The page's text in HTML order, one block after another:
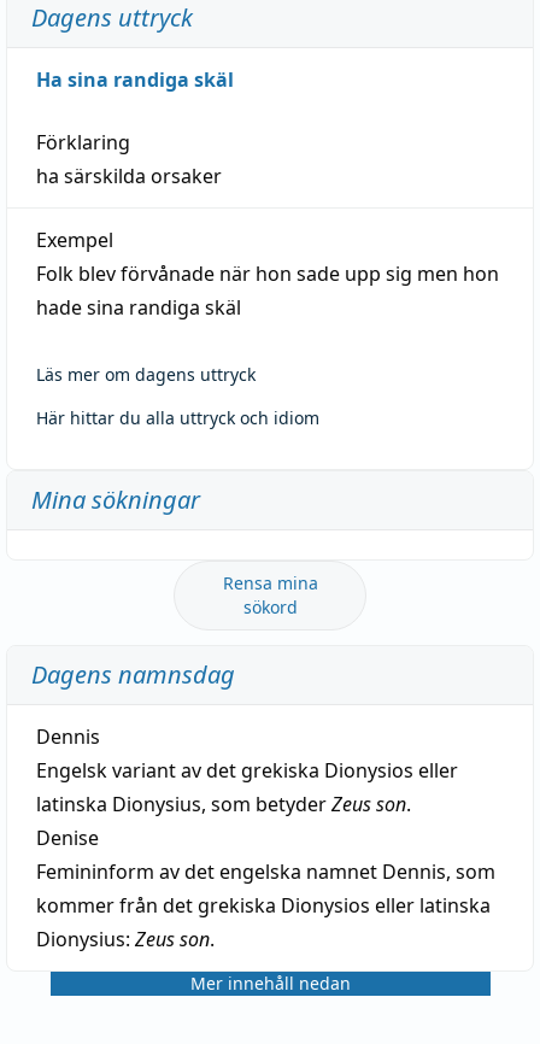
Dagens uttryck
Ha sina randiga skäl
Förklaring
ha särskilda orsaker
Exempel
Folk blev förvånade när hon sade upp sig men hon
hade sina randiga skäl
Läs mer om dagens uttryck
Här hittar du alla uttryck och idiom
Mina sökningar
Rensa mina
sökord
Dagens namnsdag
Dennis
Engelsk variant av det grekiska Dionysios eller
latinska Dionysius, som betyderZeus son.
Denise
Femininform av det engelska namnet Dennis, som
kommer från det grekiska Dionysios eller latinska
Dionysius: Zeus son.
Mer innehåll nedan